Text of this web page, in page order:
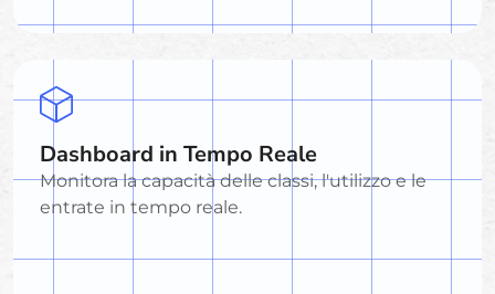
Dashboard in Tempo Reale
Monitora la capacità delle classi, l'utilizzo e le
entrate in tempo reale.